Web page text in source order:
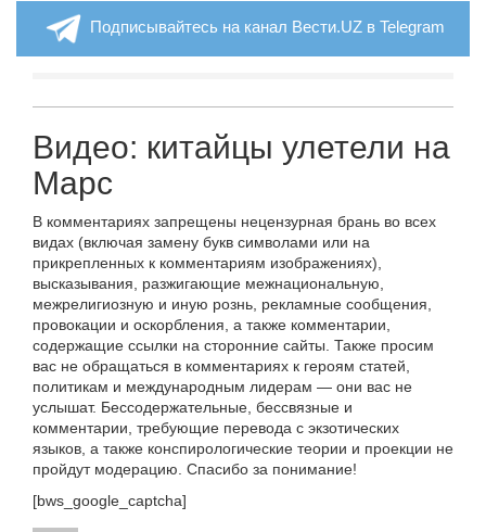
Подписывайтесь на канал Вести.UZ в Telegram
Видео: китайцы улетели на
Марс
В комментариях запрещены нецензурная брань во всех
видах (включая замену букв символами или на
прикрепленных к комментариям изображениях),
высказывания, разжигающие межнациональную,
межрелигиозную и иную рознь, рекламные сообщения,
провокации и оскорбления, а также комментарии,
содержащие ссылки на сторонние сайты. Также просим
вас не обращаться в комментариях к героям статей,
политикам и международным лидерам — они вас не
услышат. Бессодержательные, бессвязные и
комментарии, требующие перевода с экзотических
языков, а также конспирологические теории и проекции не
пройдут модерацию. Спасибо за понимание!
[bws_google_captcha]